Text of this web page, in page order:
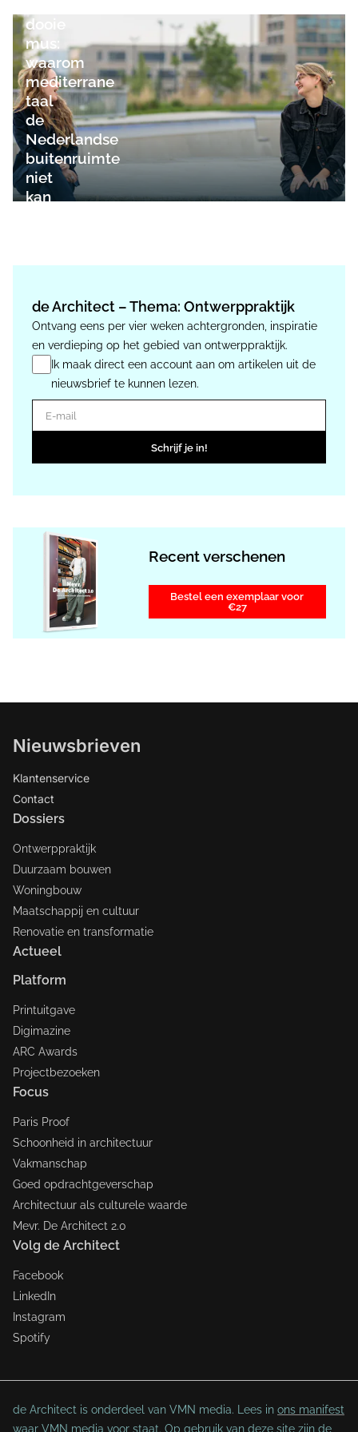
dooie
mus:
waarom
mediterrane
taal
de
Nederlandse
buitenruimte
niet
kan
de Architect – Thema: Ontwerppraktijk
Ontvang eens per vier weken achtergronden, inspiratie
en verdieping op het gebied van ontwerppraktijk.
Ik maak direct een account aan om artikelen uit de
nieuwsbrief te kunnen lezen.
E-mail
Schrijf je in!
Recent verschenen
Bestel een exemplaar voor
€27
Nieuwsbrieven
Klantenservice
Contact
Dossiers
Ontwerppraktijk
Duurzaam bouwen
Woningbouw
Maatschappij en cultuur
Renovatie en transformatie
Actueel
Platform
Printuitgave
Digimazine
ARC Awards
Projectbezoeken
Focus
Paris Proof
Schoonheid in architectuur
Vakmanschap
Goed opdrachtgeverschap
Architectuur als culturele waarde
Mevr. De Architect 2.0
Volg de Architect
Facebook
LinkedIn
Instagram
Spotify
de Architect is onderdeel van VMN media. Lees in ons manifest
waar VMN media voor staat. Op gebruik van deze site zijn de